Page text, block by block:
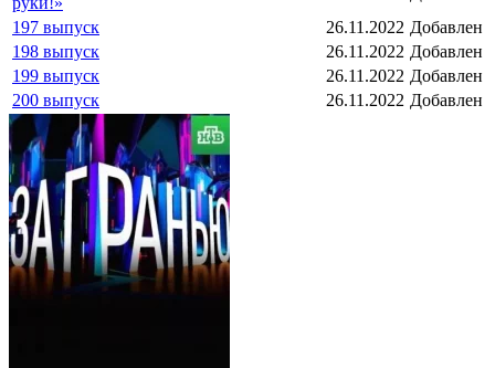
197 выпуск
26.11.2022 Добавлен
198 выпуск
26.11.2022 Добавлен
199 выпуск
26.11.2022 Добавлен
200 выпуск
26.11.2022 Добавлен